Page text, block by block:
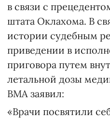
в связи с
штата Оклахома. В
истории судебным
приведении в
приговора путем
летальной дозы
ВМА заявил:
«Врачи посвятили